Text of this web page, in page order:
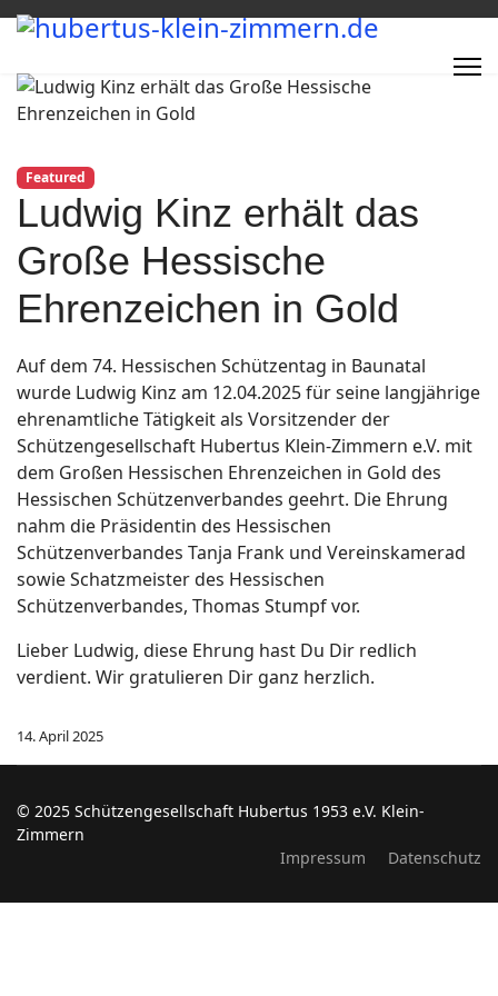
Featured
Ludwig Kinz erhält das
Große Hessische
Ehrenzeichen in Gold
Auf dem 74. Hessischen Schützentag in Baunatal
wurde Ludwig Kinz am 12.04.2025 für seine langjährige
ehrenamtliche Tätigkeit als Vorsitzender der
Schützengesellschaft Hubertus Klein-Zimmern e.V. mit
dem Großen Hessischen Ehrenzeichen in Gold des
Hessischen Schützenverbandes geehrt. Die Ehrung
nahm die Präsidentin des Hessischen
Schützenverbandes Tanja Frank und Vereinskamerad
sowie Schatzmeister des Hessischen
Schützenverbandes, Thomas Stumpf vor.
Lieber Ludwig, diese Ehrung hast Du Dir redlich
verdient. Wir gratulieren Dir ganz herzlich.
14. April 2025
© 2025 Schützengesellschaft Hubertus 1953 e.V. Klein-
Zimmern
Impressum
Datenschutz